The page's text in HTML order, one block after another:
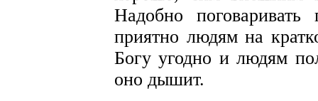
Надобно
приятно людям на
Богу угодно и людям
оно дышит.